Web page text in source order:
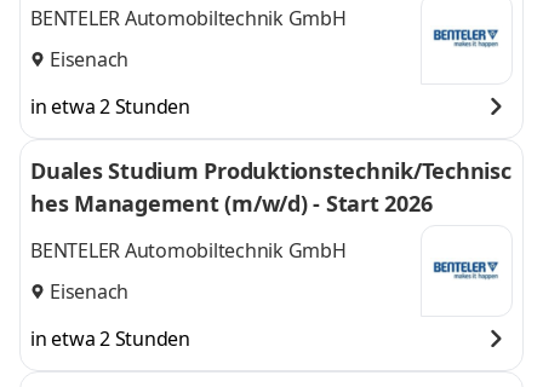
BENTELER Automobiltechnik GmbH
Eisenach
in etwa 2 Stunden
Duales Studium Produktionstechnik/Technisc
hes Management (m/w/d) - Start 2026
BENTELER Automobiltechnik GmbH
Eisenach
in etwa 2 Stunden